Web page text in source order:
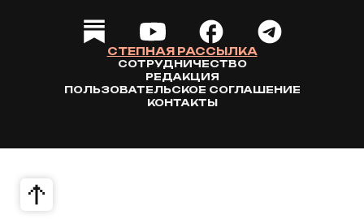
СТЕПНАЯ РАССЫЛКА
СОТРУДНИЧЕСТВО
РЕДАКЦИЯ
ПОЛЬЗОВАТЕЛЬСКОЕ СОГЛАШЕНИЕ
КОНТАКТЫ